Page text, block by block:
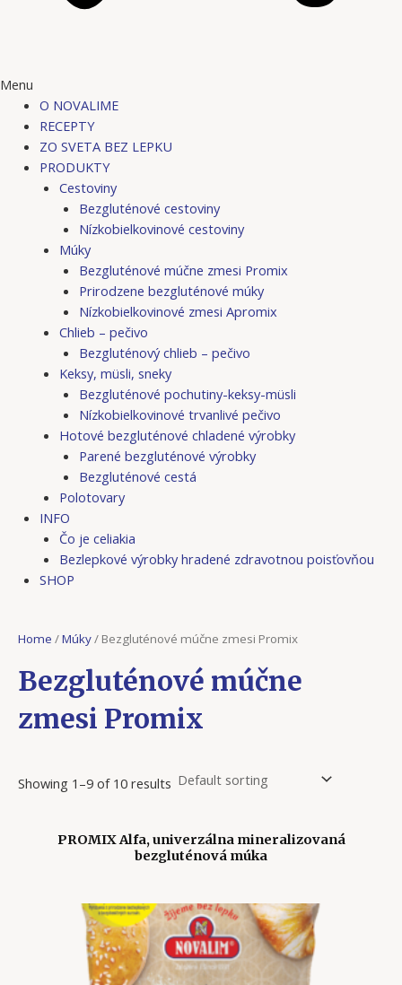
Menu
O NOVALIME
RECEPTY
ZO SVETA BEZ LEPKU
PRODUKTY
Cestoviny
Bezgluténové cestoviny
Nízkobielkovinové cestoviny
Múky
Bezgluténové múčne zmesi Promix
Prirodzene bezgluténové múky
Nízkobielkovinové zmesi Apromix
Chlieb – pečivo
Bezgluténový chlieb – pečivo
Keksy, müsli, sneky
Bezgluténové pochutiny-keksy-müsli
Nízkobielkovinové trvanlivé pečivo
Hotové bezgluténové chladené výrobky
Parené bezgluténové výrobky
Bezgluténové cestá
Polotovary
INFO
Čo je celiakia
Bezlepkové výrobky hradené zdravotnou poisťovňou
SHOP
Home /Múky/ Bezgluténové múčne zmesi Promix
Bezgluténové múčne
zmesi Promix
Showing 1–9 of 10 results
PROMIX Alfa, univerzálna mineralizovaná
bezgluténová múka